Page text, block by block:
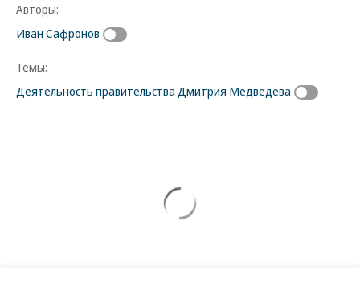
Авторы:
Иван Сафронов
Темы:
Деятельность правительства Дмитрия Медведева